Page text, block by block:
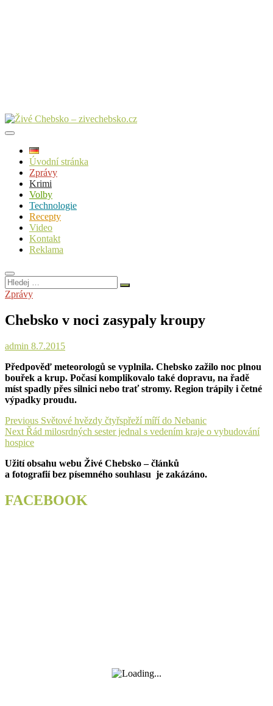
Úvodní stránka
Zprávy
Krimi
Volby
Technologie
Recepty
Video
Kontakt
Reklama
Hledej
…
Zprávy
Chebsko v noci zasypaly kroupy
admin 8.7.2015
Předpověď meteorologů se vyplnila. Chebsko zažilo noc plnou
bouřek a krup. Počasí komplikovalo také dopravu, na řadě
míst spadly přes silnici nebo trať stromy. Region trápily i četné
výpadky proudu.
Navigace
pro
příspěvek
Previous Previous
post:
Světové hvězdy čtyřspřeží míří do Nebanic
Next Next
post:
Řád milosrdných sester jednal s vedením kraje o vybudování
hospice
Užití obsahu webu Živé Chebsko – článků
a fotografií bez písemného souhlasu je zakázáno.
FACEBOOK